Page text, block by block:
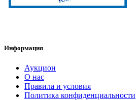
Информация
Аукцион
О нас
Правила и условия
Политика конфиденциальности